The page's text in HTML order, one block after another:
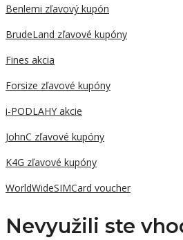
Benlemi zľavový kupón
BrudeLand zľavové kupóny
Fines akcia
Forsize zľavové kupóny
i-PODLAHY akcie
JohnC zľavové kupóny
K4G zľavové kupóny
WorldWideSIMCard voucher
Nevyužili ste